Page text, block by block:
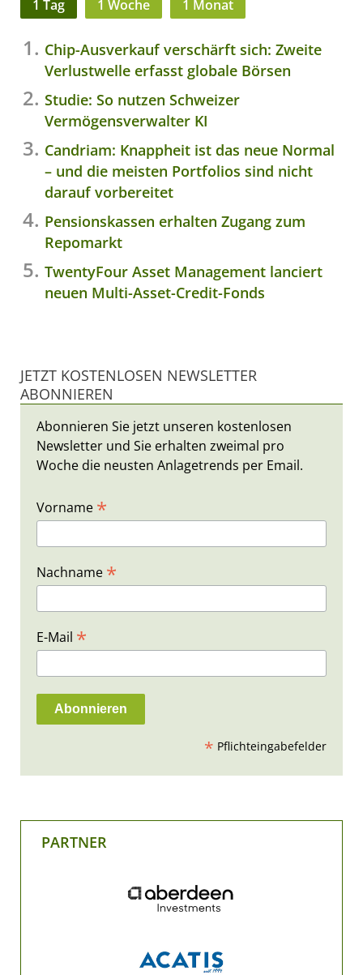
1 Tag 1 Woche 1 Monat
Chip-Ausverkauf verschärft sich: Zweite
Verlustwelle erfasst globale Börsen
Studie: So nutzen Schweizer
Vermögensverwalter KI
Candriam: Knappheit ist das neue Normal
– und die meisten Portfolios sind nicht
darauf vorbereitet
Pensionskassen erhalten Zugang zum
Repomarkt
TwentyFour Asset Management lanciert
neuen Multi-Asset-Credit-Fonds
JETZT KOSTENLOSEN NEWSLETTER
ABONNIEREN
Abonnieren Sie jetzt unseren kostenlosen
Newsletter und Sie erhalten zweimal pro
Woche die neusten Anlagetrends per Email.
Vorname *
Nachname *
E-Mail *
* Pflichteingabefelder
PARTNER